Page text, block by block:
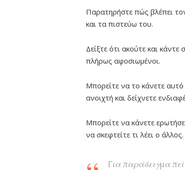
Παρατηρήστε πώς βλέπει
και τα πιστεύω του.
Δείξτε ότι ακούτε και κάντε
πλήρως αφοσιωμένοι.
Μπορείτε να το κάνετε
ανοιχτή και δείχνετε
Μπορείτε να κάνετε
να σκεφτείτε τι λέει ο άλλος.
Για παράδειγμα